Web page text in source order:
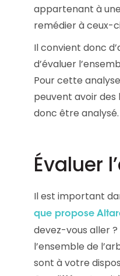
appartenant à
remédier à ceux-
Il convient donc
d’évaluer
Pour cette
peuvent avoir des
donc être analysé.
Évaluer
Il est important
que propose
devez-vous aller
l’ensemble de
sont à votre